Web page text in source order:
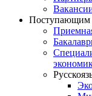
Поступающим